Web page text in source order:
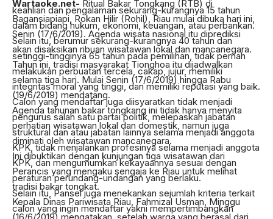
keahlian dan pengalaman sekurang-kurangnya 15 tahun
dalam bidang hukum, ekonomi, keuangan, atau perbankan.
Selain itu, berumur sekurang-kurangnya 40 tahun dan
setinggi-tingginya 65 tahun pada pemilihan, tidak pernah
melakukan perbuatan tercela, cakap, jujur, memiliki
integritas moral yang tinggi, dan memiliki reputasi yang baik.
Calon yang mendaftar juga diisyaratkan tidak menjadi
pengurus salah satu partai politik, melepaskan jabatan
struktural dan atau jabatan lainnya selama menjadi anggota
KPK, tidak menjalankan profesinya selama menjadi anggota
KPK, dan mengumumkan kekayaannya sesuai dengan
peraturan perundang-undangan yang berlaku.
Selain itu, Pansel juga menekankan sejumlah kriteria terkait
calon yang ingin mendaftar yakni mempertimbangkan
Wartaoke.net- Ritual Bakar Tongkang (RTB) di
Bagansiapiapi, Rokan Hilir (Rohil), Riau mulai dibuka hari ini,
Senin (17/6/2019). Agenda wisata nasional itu diprediksi
akan disaksikan ribuan wisatawan lokal dan mancanegara.
Tahun ini, tradisi masyarakat Tionghoa itu dijadwalkan
selama tiga hari. Mulai Senin (17/6/2019) hingga Rabu
(19/6/2019) mendatang.
Agenda tahunan bakar tongkang ini tidak hanya menyita
perhatian wisatawan lokal dan domestik, namun juga
diminati oleh wisatawan mancanegara.
Ini dibuktikan dengan kunjungan tiga wisatawan dari
Perancis yang mengaku sengaja ke Riau untuk melihat
tradisi bakar tongkat.
Kepala Dinas Pariwisata Riau, Fahmizal Usman, Minggu